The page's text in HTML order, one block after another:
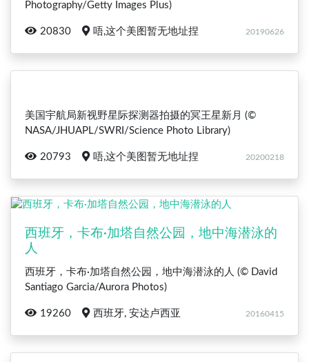
Photography/Getty Images Plus)
20830 唔,这个美图暂无地址捏 20190626
美国宇航局新视野星际探测器拍摄的冥王星新月 (©
NASA/JHUAPL/SWRI/Science Photo Library)
20793 唔,这个美图暂无地址捏 20200218
西班牙，卡布·加塔自然公园，地中海潜泳的
人
西班牙，卡布·加塔自然公园，地中海潜泳的人 (© David
Santiago Garcia/Aurora Photos)
19260 西班牙, 安达卢西亚 20160415